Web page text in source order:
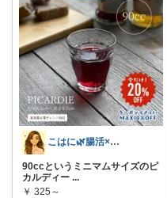
こはに🌿腸活×美容×暮らし
90ccというミニマムサイズのピ
カルディー ...
￥ 325～